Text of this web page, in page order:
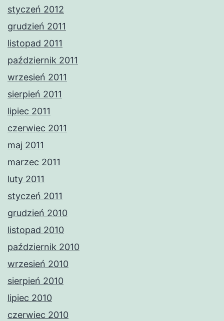
styczeń 2012
grudzień 2011
listopad 2011
październik 2011
wrzesień 2011
sierpień 2011
lipiec 2011
czerwiec 2011
maj 2011
marzec 2011
luty 2011
styczeń 2011
grudzień 2010
listopad 2010
październik 2010
wrzesień 2010
sierpień 2010
lipiec 2010
czerwiec 2010